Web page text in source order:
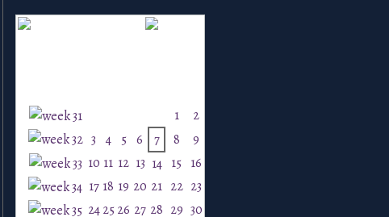
1
2
3 4 5 6 7 8
9
10 11 12 13 14 15 16
17 18 19 20 21 22 23
242526 27 28 29 30